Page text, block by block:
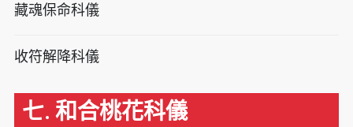
藏魂保命科儀
收符解降科儀
七. 和合桃花科儀